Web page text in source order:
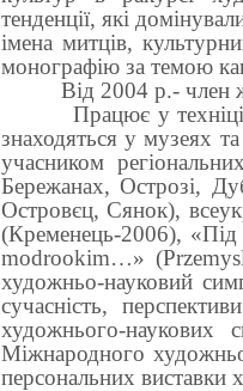
тенденції, які
імена митців,
монографію за темою
Від 2004 р.- член
Працює у
знаходяться у музеях
учасником
Бережанах, Острозі,
Oстровєц, Сянок),
(Кременець-2006),
modrookim…»
художньо-науковий
сучасність,
художнього-наукових
Міжнародного
персональних виставки